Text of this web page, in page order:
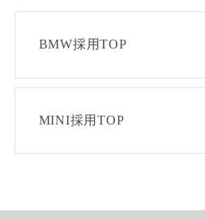
BMW採用TOP
MINI採用TOP